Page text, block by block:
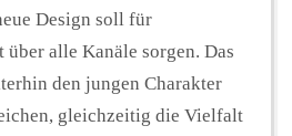
Design soll für
alle Kanäle sorgen. Das
den jungen Charakter
gleichzeitig die Vielfalt